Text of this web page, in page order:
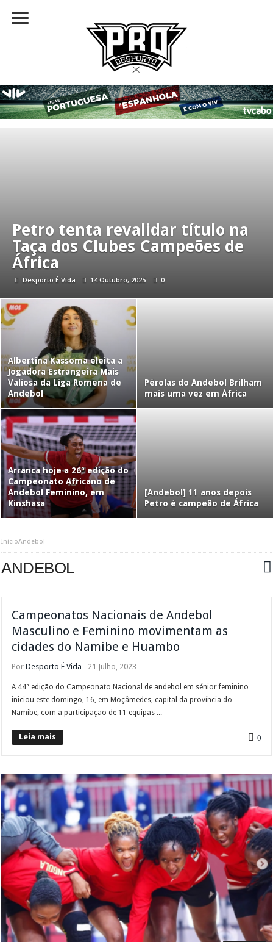
Petro tenta revalidar título na
Taça dos Clubes Campeões de
África
Desporto É Vida 14 Outubro, 2025 0
Albertina Kassoma eleita a
Jogadora Estrangeira Mais
Valiosa da Liga Romena de
Andebol
Pérolas do Andebol Brilham
mais uma vez em África
Arranca hoje a 26ª edição do
Campeonato Africano de
Andebol Feminino, em
Kinshasa
[Andebol] 11 anos depois
Petro é campeão de África
InícioAndebol
ANDEBOL
Campeonatos Nacionais de Andebol
Masculino e Feminino movimentam as
cidades do Namibe e Huambo
PorDesporto É Vida 21 Julho, 2023
A 44ª edição do Campeonato Nacional de andebol em sénior feminino
iniciou este domingo, 16, em Moçâmedes, capital da província do
Namibe, com a participação de 11 equipas ...
Leia mais 0